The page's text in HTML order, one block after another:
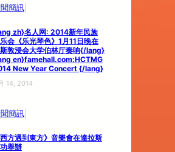
簡訊|
zh}名人网: 2014新年民族
会《乐光琴色》1月11日晚在
敦浸会大学伯林厅奏响{/lang}
en}famehall.com:HCTMG
New Year Concert {/lang}
14, 2014
簡訊|
西方遇到東方》音樂會在達拉斯
舉辦